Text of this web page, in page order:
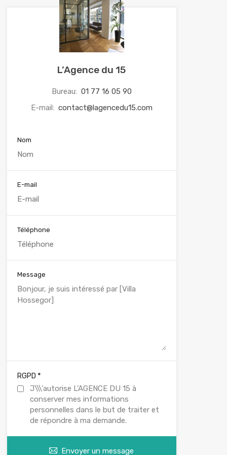
L’Agence du 15
Bureau: 01 77 16 05 90
E-mail: contact@lagencedu15.com
Nom
E-mail
Téléphone
Message
RGPD *
J\\\'autorise L’AGENCE DU 15 à
conserver mes informations
personnelles dans le but de traiter et
de répondre à ma demande.
Envoyer un message